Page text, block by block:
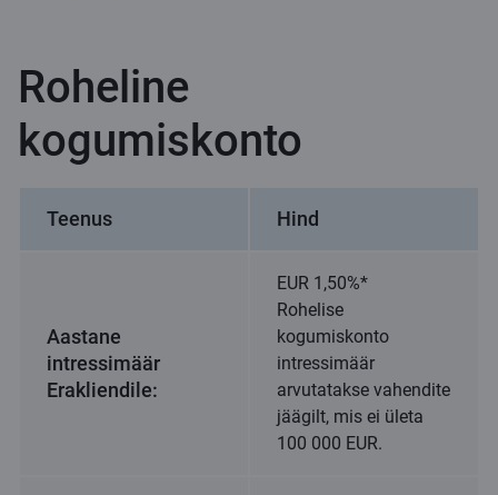
Roheline
kogumiskonto
Teenus Hind
Aastane
intressimäär
Erakliendile:
EUR 1,50%*
Rohelise
kogumiskonto
intressimäär
arvutatakse vahendite
jäägilt, mis ei ületa
100 000 EUR.